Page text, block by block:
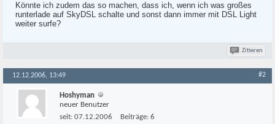
Könnte ich zudem das so machen, dass ich, wenn ich was großes
runterlade auf SkyDSL schalte und sonst dann immer mit DSL Light
weiter surfe?
Zitieren
12.12.2006, 13:49 #2
Hoshyman
neuer Benutzer
seit: 07.12.2006 Beiträge: 6